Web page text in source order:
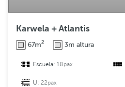
Karwela + Atlantis
67m2 3m altura
Escuela:18pax
U:22pax